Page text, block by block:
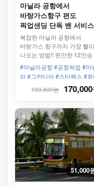
마닐라 공항에서
바탕가스항구 편도
픽업샌딩 단독 밴 서비스
(최대 7인) + 기사
복잡한 마닐라 공항에서
바탕가스 항구까지 가장 빨리
나오는 방법!! 편안한 12인승
차량으로 공항에서 호텔까지
안전하게 도착하세요!
#마닐라공항 #공항픽업 #마
라 #그란디아 #스타렉스 #최
190,400원
51,000